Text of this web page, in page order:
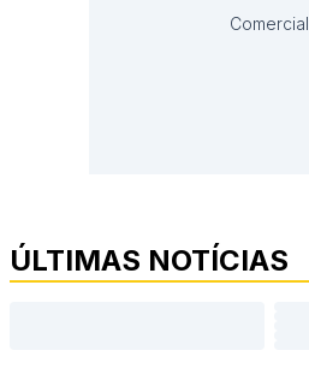
Comercial
ÚLTIMAS NOTÍCIAS